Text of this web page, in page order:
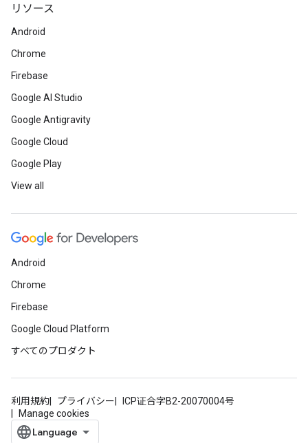
リソース
Android
Chrome
Firebase
Google AI Studio
Google Antigravity
Google Cloud
Google Play
View all
Android
Chrome
Firebase
Google Cloud Platform
すべてのプロダクト
利用規約 プライバシー
ICP证合字B2-20070004号
Manage cookies